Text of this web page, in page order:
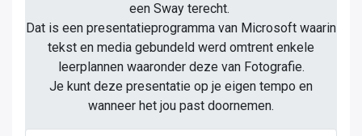
een Sway terecht.
Dat is een presentatieprogramma van Microsoft waarin
tekst en media gebundeld werd omtrent enkele
leerplannen waaronder deze van Fotografie.
Je kunt deze presentatie op je eigen tempo en
wanneer het jou past doornemen.